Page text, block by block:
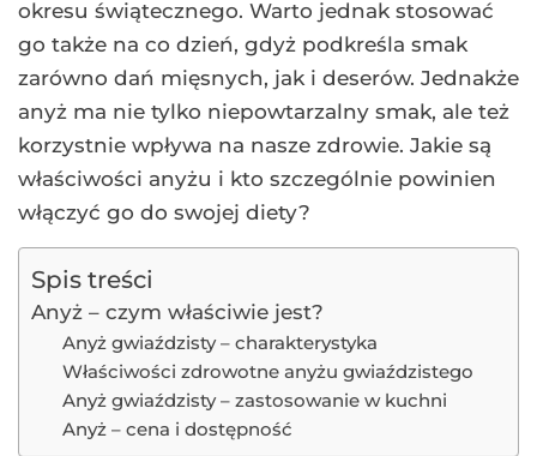
okresu świątecznego. Warto jednak stosować
go także na co dzień, gdyż podkreśla smak
zarówno dań mięsnych, jak i deserów. Jednakże
anyż ma nie tylko niepowtarzalny smak, ale też
korzystnie wpływa na nasze zdrowie. Jakie są
właściwości anyżu i kto szczególnie powinien
włączyć go do swojej diety?
Spis treści
Anyż – czym właściwie jest?
Anyż gwiaździsty – charakterystyka
Właściwości zdrowotne anyżu gwiaździstego
Anyż gwiaździsty – zastosowanie w kuchni
Anyż – cena i dostępność